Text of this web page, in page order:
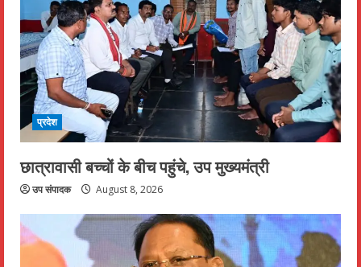
प्रदेश
छात्रावासी बच्चों के बीच पहुंचे, उप मुख्यमंत्री
उप संपादक August 8, 2026